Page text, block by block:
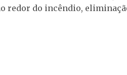
redor do incêndio,